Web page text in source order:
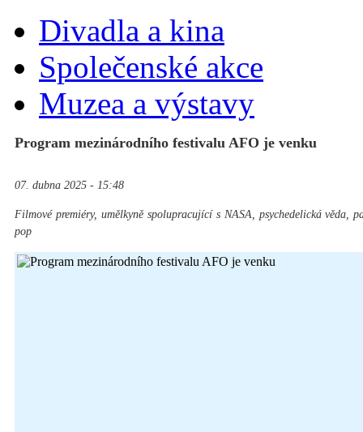
Divadla a kina
Společenské akce
Muzea a výstavy
Program mezinárodního festivalu AFO je venku
07. dubna 2025 - 15:48
Filmové premiéry, umělkyně spolupracující s NASA, psychedelická věda,
pop